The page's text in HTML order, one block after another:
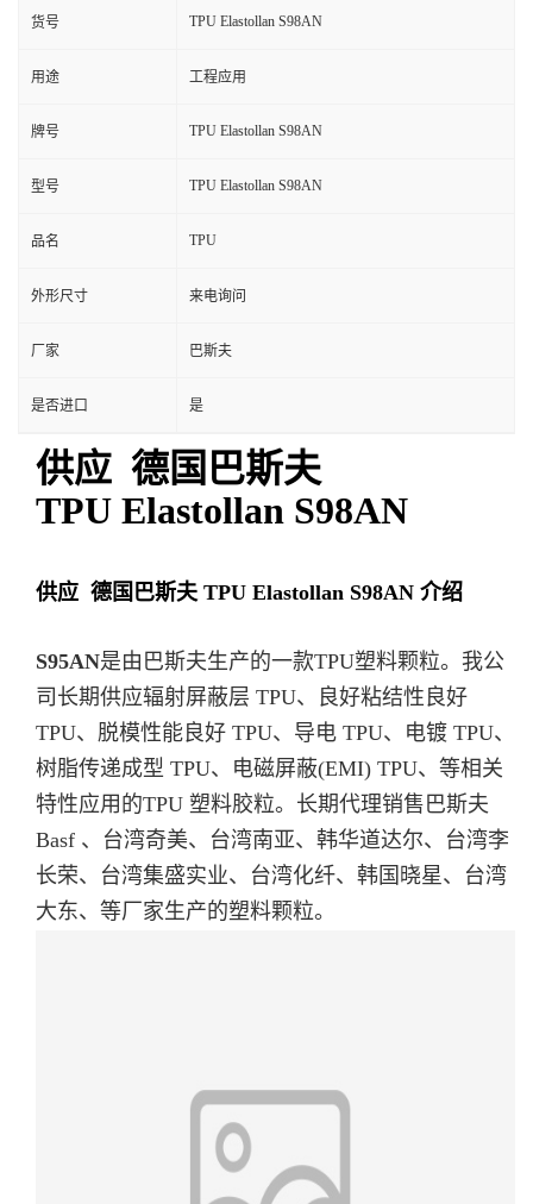
货号 TPU Elastollan S98AN
用途 工程应用
牌号 TPU Elastollan S98AN
型号 TPU Elastollan S98AN
品名 TPU
外形尺寸 来电询问
厂家 巴斯夫
是否进口 是
供应 德国巴斯夫
TPU Elastollan S98AN
供应 德国巴斯夫 TPU Elastollan S98AN 介绍
S95AN是由巴斯夫生产的一款TPU塑料颗粒。我公
司长期供应辐射屏蔽层 TPU、良好粘结性良好
TPU、脱模性能良好 TPU、导电 TPU、电镀 TPU、
树脂传递成型 TPU、电磁屏蔽(EMI) TPU、等相关
特性应用的TPU 塑料胶粒。长期代理销售巴斯夫
Basf 、台湾奇美、台湾南亚、韩华道达尔、台湾李
长荣、台湾集盛实业、台湾化纤、韩国晓星、台湾
大东、等厂家生产的塑料颗粒。